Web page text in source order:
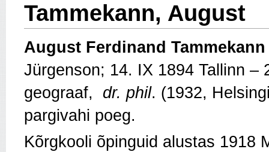
Tammekann, August
August Ferdinand
Jürgenson; 14. IX 1894 Tallinn –
geograaf, dr. phil. (1932,
pargivahi poeg.
Kõrgkooli õpinguid alustas 1918